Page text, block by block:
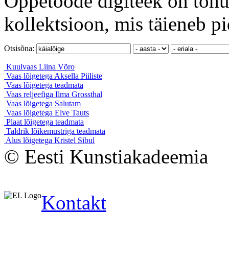
kollektsioon, mis täieneb
Otsisõna:
Kuulvaas Liina Võro
Vaas lõigetega Aksella Piiliste
Vaas lõigetega teadmata
Vaas reljeefiga Ilma Grossthal
Vaas lõigetega Salutam
Vaas lõigetega Elve Tauts
Plaat lõigetega teadmata
Taldrik lõikemustriga teadmata
Alus lõigetega Kristel Sibul
© Eesti Kunstiakadeemia
Kontakt